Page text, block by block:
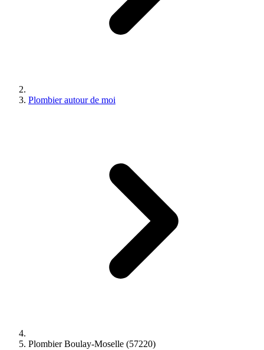
Plombier autour de moi
Plombier Boulay-Moselle (57220)